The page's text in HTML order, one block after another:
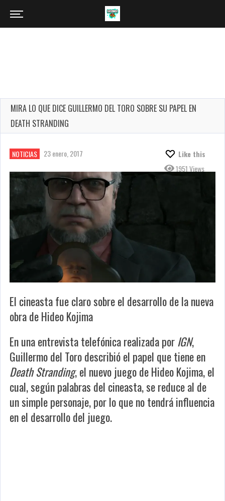
MIRA LO QUE DICE GUILLERMO DEL TORO SOBRE SU PAPEL EN
DEATH STRANDING
NOTICIAS 23 enero, 2017
Like this
1951 Views
El cineasta fue claro sobre el desarrollo de la nueva
obra de Hideo Kojima
En una entrevista telefónica realizada por IGN,
Guillermo del Toro describió el papel que tiene en
Death Stranding, el nuevo juego de Hideo Kojima, el
cual, según palabras del cineasta, se reduce al de
un simple personaje, por lo que no tendrá influencia
en el desarrollo del juego.